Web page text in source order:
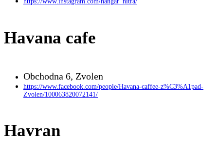
Havana cafe
Obchodna 6, Zvolen
https://www.facebook.com/people/Havana-caffee-z%C3%A1pad-
Zvolen/100063820072141/
Havran